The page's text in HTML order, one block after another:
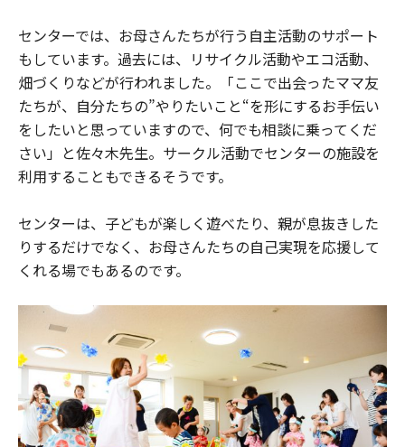
センターでは、お母さんたちが行う自主活動のサポート
もしています。過去には、リサイクル活動やエコ活動、
畑づくりなどが行われました。「ここで出会ったママ友
たちが、自分たちの”やりたいこと“を形にするお手伝い
をしたいと思っていますので、何でも相談に乗ってくだ
さい」と佐々木先生。サークル活動でセンターの施設を
利用することもできるそうです。
センターは、子どもが楽しく遊べたり、親が息抜きした
りするだけでなく、お母さんたちの自己実現を応援して
くれる場でもあるのです。